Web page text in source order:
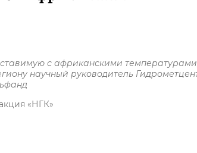
с африканскими
научный руководитель
«НГК»